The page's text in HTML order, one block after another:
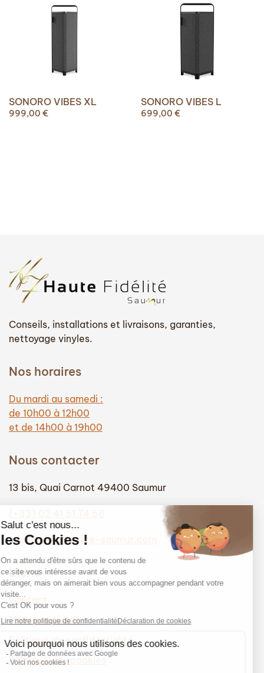
SONORO VIBES XL
999,00 €
SONORO VIBES L
699,00 €
Conseils, installations et livraisons, garanties,
nettoyage vinyles.
Nos horaires
Du mardi au samedi :
de 10h00 à 12h00
et de 14h00 à 19h00
Nous contacter
13 bis, Quai Carnot 49400 Saumur
info@hautefidelite-saumur.com
Liens
Contact
Mentions légales
Politique de confidentialité
Politique des cookies